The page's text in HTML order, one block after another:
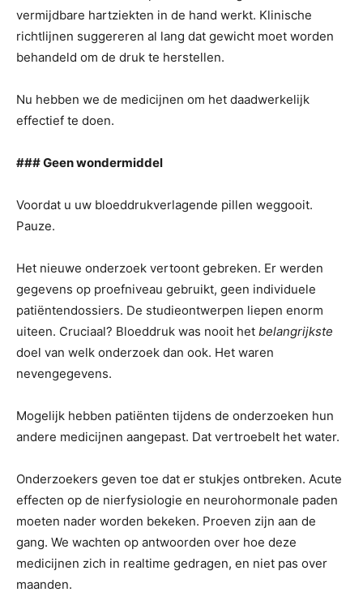
vermijdbare hartziekten in de hand werkt. Klinische
richtlijnen suggereren al lang dat gewicht moet worden
behandeld om de druk te herstellen.
Nu hebben we de medicijnen om het daadwerkelijk
effectief te doen.
### Geen wondermiddel
Voordat u uw bloeddrukverlagende pillen weggooit.
Pauze.
Het nieuwe onderzoek vertoont gebreken. Er werden
gegevens op proefniveau gebruikt, geen individuele
patiëntendossiers. De studieontwerpen liepen enorm
uiteen. Cruciaal? Bloeddruk was nooit het belangrijkste
doel van welk onderzoek dan ook. Het waren
nevengegevens.
Mogelijk hebben patiënten tijdens de onderzoeken hun
andere medicijnen aangepast. Dat vertroebelt het water.
Onderzoekers geven toe dat er stukjes ontbreken. Acute
effecten op de nierfysiologie en neurohormonale paden
moeten nader worden bekeken. Proeven zijn aan de
gang. We wachten op antwoorden over hoe deze
medicijnen zich in realtime gedragen, en niet pas over
maanden.